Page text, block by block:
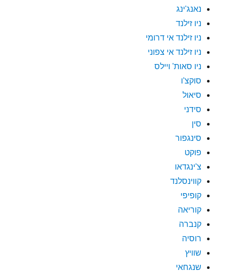
נאנג'ינג
ניו זילנד
ניו זילנד אי דרומי
ניו זילנד אי צפוני
ניו סאות' ויילס
סוקצ'ו
סיאול
סידני
סין
סינגפור
פוקט
צ'ינגדאו
קווינסלנד
קופיפי
קוריאה
קנברה
רוסיה
שוויץ
שנגחאי